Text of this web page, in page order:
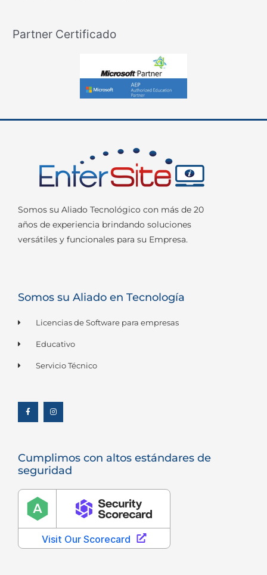
Partner Certificado
Somos su Aliado Tecnológico con más de 20
años de experiencia brindando soluciones
versátiles y funcionales para su Empresa.
Somos su Aliado en Tecnología
Licencias de Software para empresas
Educativo
Servicio Técnico
c
e
b
o
s
t
a
g
Cumplimos con altos estándares de
seguridad